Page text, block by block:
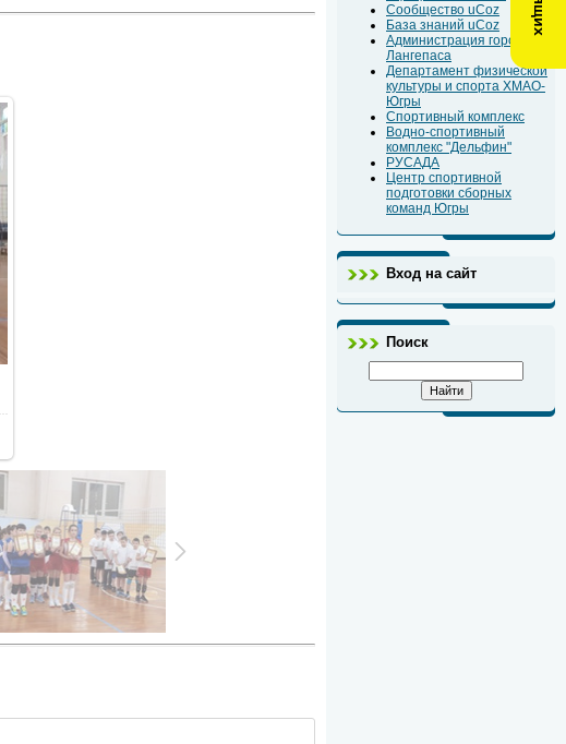
Сообщество uCoz
База знаний uCoz
Администрация города
Лангепаса
Департамент физической
культуры и спорта ХМАО-
Югры
Спортивный комплекс
Водно-спортивный
комплекс "Дельфин"
РУСАДА
Центр спортивной
подготовки сборных
команд Югры
Вход на сайт
Поиск